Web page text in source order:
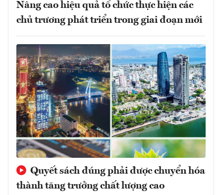
Nâng cao hiệu quả tổ chức thực hiện các
chủ trương phát triển trong giai đoạn mới
Quyết sách đúng phải được chuyển hóa
thành tăng trưởng chất lượng cao